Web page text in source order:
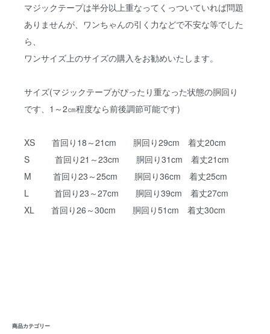
マジックテープは半分以上重なってくっついていれば問題
ありませんが、ワンちゃんの引く力などで不安な等でした
ら、
ワンサイズ上のサイズの購入をお勧めいたします。
サイズ(マジックテープがぴったり重なった状態の胴回り
です、1～2㎝程度なら前後調節可能です)
XS 首回り18～21cm 胴回り29cm 着丈20cm
S 首回り21～23cm 胴回り31cm 着丈21cm
M 首回り23～25cm 胴回り36cm 着丈25cm
L 首回り23～27cm 胴回り39cm 着丈27cm
XL 首回り26～30cm 胴回り51cm 着丈30cm
商品カテゴリー